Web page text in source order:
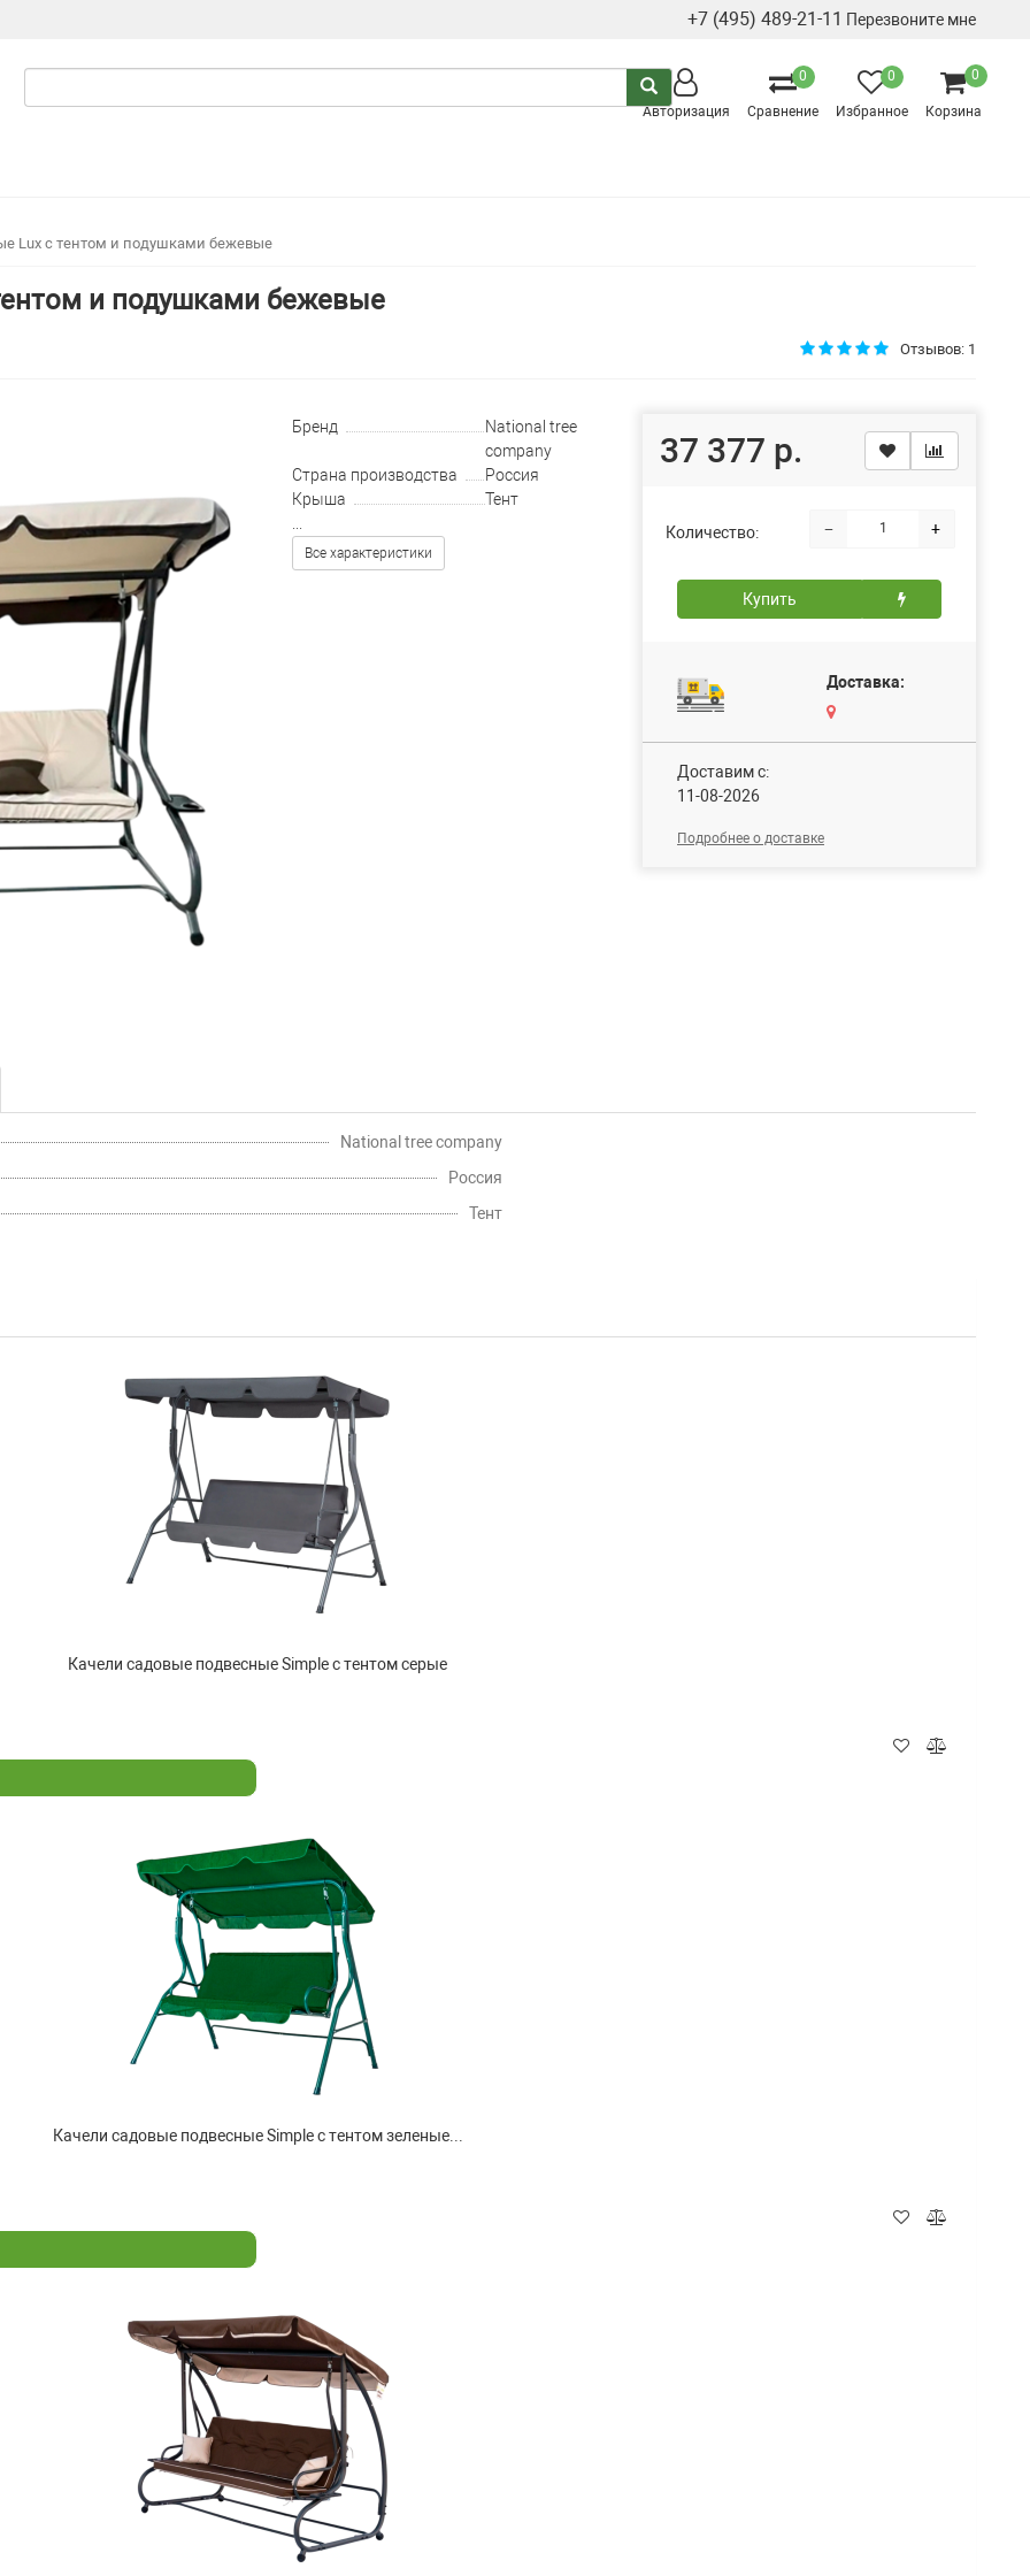
+7 (495) 489-21-11 Перезвоните мне
Авторизация
0
Сравнение
0
Избранное
0
Корзина
Lux с тентом и подушками бежевые
и подушками бежевые
Отзывов: 1
Бренд
National tree
company
Страна производства
Россия
Крыша
Тент
Все характеристики
37 377 р.
Количество: − +
Купить
Доставка:
Доставим c:
11-08-2026
Подробнее о доставке
National tree company
Россия
Тент
Качели садовые подвесные Simple с тентом серые
Качели садовые подвесные Simple с тентом зеленые...